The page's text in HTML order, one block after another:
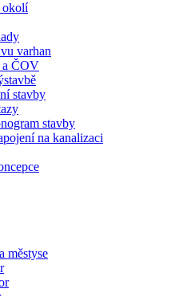
okolí
varhan
a ČOV
stavby
stavby
na kanalizaci
městyse